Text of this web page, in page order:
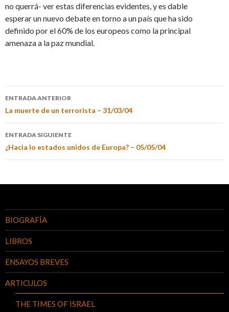
no querrá- ver estas diferencias evidentes, y es dable
esperar un nuevo debate en torno a un país que ha sido
definido por el 60% de los europeos como la principal
amenaza a la paz mundial.
ENTRADA ANTERIOR
La muerte de un terrorista – 31/03/04
ENTRADA SIGUIENTE
¿Hacia lo estados unidos de Europa? – 05/05/04
BIOGRAFÍA
LIBROS
ENSAYOS BREVES
ARTICULOS
THE TIMES OF ISRAEL